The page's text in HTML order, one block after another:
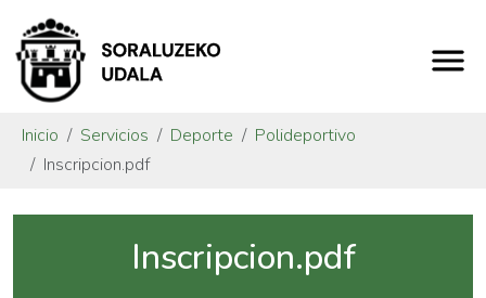
Inicio Servicios Deporte
Polideportivo
Inscripcion.pdf
Inscripcion.pdf